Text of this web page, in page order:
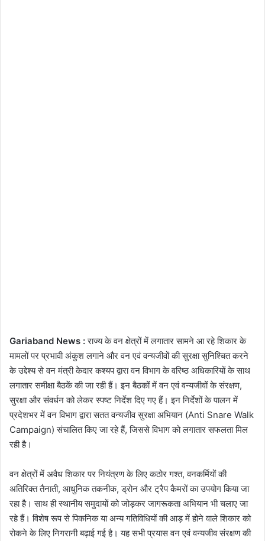
Gariaband News :राज्य के वन क्षेत्रों में लगातार सामने आ रहे शिकार के
मामलों पर प्रभावी अंकुश लगाने और वन एवं वन्यजीवों की सुरक्षा सुनिश्चित करने
के उद्देश्य से वन मंत्री केदार कश्यप द्वारा वन विभाग के वरिष्ठ अधिकारियों के साथ
लगातार समीक्षा बैठकें की जा रही हैं। इन बैठकों में वन एवं वन्यजीवों के संरक्षण,
सुरक्षा और संवर्धन को लेकर स्पष्ट निर्देश दिए गए हैं। इन निर्देशों के पालन में
प्रदेशभर में वन विभाग द्वारा सतत वन्यजीव सुरक्षा अभियान (Anti Snare Walk
Campaign)संचालित किए जा रहे हैं, जिससे विभाग को लगातार सफलता मिल
रही है।
वन क्षेत्रों में अवैध शिकार पर नियंत्रण के लिए कठोर गश्त, वनकर्मियों की
अतिरिक्त तैनाती, आधुनिक तकनीक, ड्रोन और ट्रैप कैमरों का उपयोग किया जा
रहा है। साथ ही स्थानीय समुदायों को जोड़कर जागरूकता अभियान भी चलाए जा
रहे हैं। विशेष रूप से पिकनिक या अन्य गतिविधियों की आड़ में होने वाले शिकार को
रोकने के लिए निगरानी बढ़ाई गई है। यह सभी प्रयास वन एवं वन्यजीव संरक्षण की